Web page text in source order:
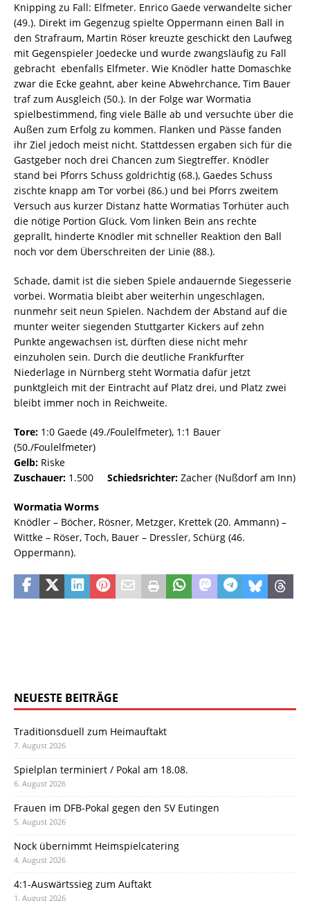
Knipping zu Fall: Elfmeter. Enrico Gaede verwandelte sicher
(49.). Direkt im Gegenzug spielte Oppermann einen Ball in
den Strafraum, Martin Röser kreuzte geschickt den Laufweg
mit Gegenspieler Joedecke und wurde zwangsläufig zu Fall
gebracht  ebenfalls Elfmeter. Wie Knödler hatte Domaschke
zwar die Ecke geahnt, aber keine Abwehrchance, Tim Bauer
traf zum Ausgleich (50.). In der Folge war Wormatia
spielbestimmend, fing viele Bälle ab und versuchte über die
Außen zum Erfolg zu kommen. Flanken und Pässe fanden
ihr Ziel jedoch meist nicht. Stattdessen ergaben sich für die
Gastgeber noch drei Chancen zum Siegtreffer. Knödler
stand bei Pforrs Schuss goldrichtig (68.), Gaedes Schuss
zischte knapp am Tor vorbei (86.) und bei Pforrs zweitem
Versuch aus kurzer Distanz hatte Wormatias Torhüter auch
die nötige Portion Glück. Vom linken Bein ans rechte
geprallt, hinderte Knödler mit schneller Reaktion den Ball
noch vor dem Überschreiten der Linie (88.).
Schade, damit ist die sieben Spiele andauernde Siegesserie
vorbei. Wormatia bleibt aber weiterhin ungeschlagen,
nunmehr seit neun Spielen. Nachdem der Abstand auf die
munter weiter siegenden Stuttgarter Kickers auf zehn
Punkte angewachsen ist, dürften diese nicht mehr
einzuholen sein. Durch die deutliche Frankfurfter
Niederlage in Nürnberg steht Wormatia dafür jetzt
punktgleich mit der Eintracht auf Platz drei, und Platz zwei
bleibt immer noch in Reichweite.
Tore: 1:0 Gaede (49./Foulelfmeter), 1:1 Bauer
(50./Foulelfmeter)
Gelb: Riske
Zuschauer: 1.500 Schiedsrichter: Zacher (Nußdorf am Inn)
Wormatia Worms
Knödler – Böcher, Rösner, Metzger, Krettek (20. Ammann) –
Wittke – Röser, Toch, Bauer – Dressler, Schürg (46.
Oppermann).
NEUESTE BEITRÄGE
Traditionsduell zum Heimauftakt
7. August 2026
Spielplan terminiert / Pokal am 18.08.
6. August 2026
Frauen im DFB-Pokal gegen den SV Eutingen
5. August 2026
Nock übernimmt Heimspielcatering
4. August 2026
4:1-Auswärtssieg zum Auftakt
1. August 2026